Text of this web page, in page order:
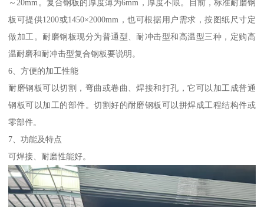
～20mm。复合钢板的厚度薄为6mm，厚度不限。目前，标准耐磨钢
板可提供1200或1450×2000mm，也可根据用户需求，按图纸尺寸定
做加工。耐磨钢板现分为普通型、耐冲击型和高温型三种，定购高
温耐磨和耐冲击型复合钢板要说明。
6、方便的加工性能
耐磨钢板可以切割，弯曲或卷曲、焊接和打孔，它可以加工成普通
钢板可以加工的部件。切割好的耐磨钢板可以拼焊成工程结构件或
零部件。
7、功能及特点
可焊接、耐磨性能好。